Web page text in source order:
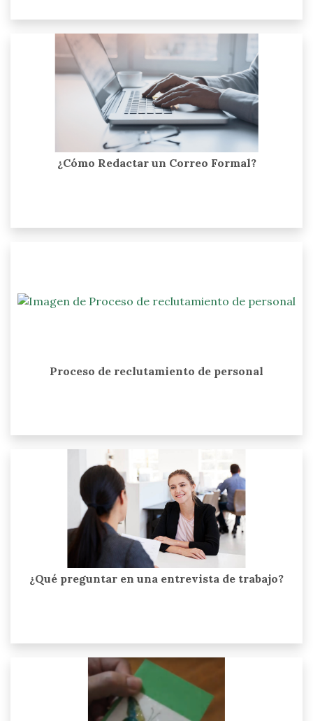
¿Cómo Redactar un Correo Formal?
Proceso de reclutamiento de personal
¿Qué preguntar en una entrevista de trabajo?